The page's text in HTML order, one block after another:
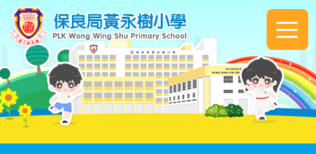
Skip to main content
Main